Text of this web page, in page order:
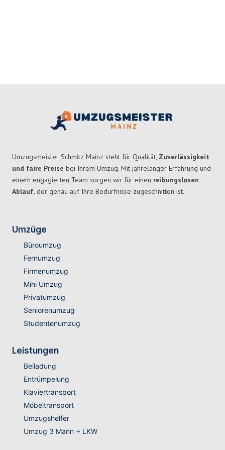
Umzugsmeister Schmitz Mainz steht für Qualität, Zuverlässigkeit
und faire Preise bei Ihrem Umzug. Mit jahrelanger Erfahrung und
einem engagierten Team sorgen wir für einen reibungslosen
Ablauf, der genau auf Ihre Bedürfnisse zugeschnitten ist.
Umzüge
Büroumzug
Fernumzug
Firmenumzug
Mini Umzug
Privatumzug
Seniorenumzug
Studentenumzug
Leistungen
Beiladung
Entrümpelung
Klaviertransport
Möbeltransport
Umzugshelfer
Umzug 3 Mann + LKW